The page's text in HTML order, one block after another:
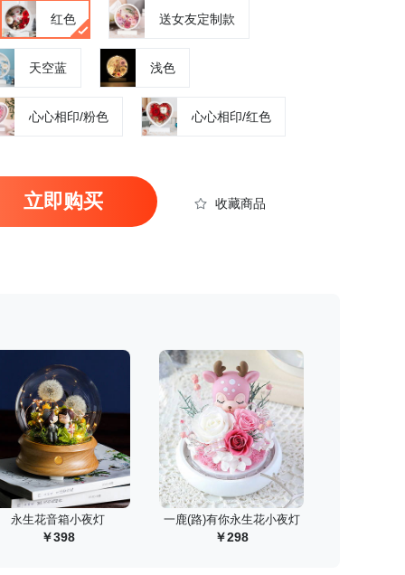
红色 送女友定制款
天空蓝 浅色
心心相印/粉色 心心相印/红色
立即购买 收藏商品
永生花音箱小夜灯
398
一鹿(路)有你永生花小夜灯
298